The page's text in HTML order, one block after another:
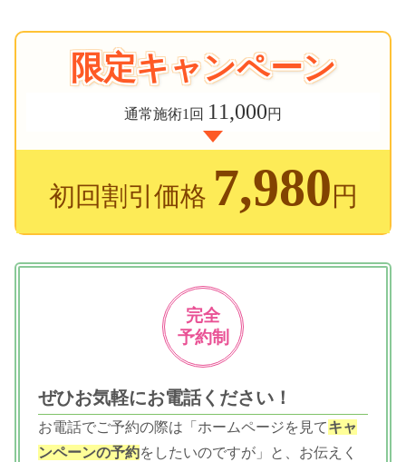
限定キャンペーン
通常施術1回 11,000円
初回割引価格 7,980 円
完全
予約制
ぜひお気軽にお電話ください！
お電話でご予約の際は「ホームページを見てキャ
ンペーンの予約をしたいのですが」と、お伝えく